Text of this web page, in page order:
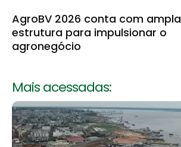
AgroBV 2026 conta com ampla
estrutura para impulsionar o
agronegócio
Mais acessadas: